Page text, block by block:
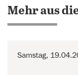
Mehr aus
Samstag,